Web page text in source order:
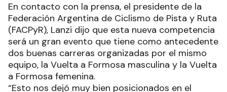
En contacto con la prensa, el presidente de la
Federación Argentina de Ciclismo de Pista y Ruta
(FACPyR), Lanzi dijo que esta nueva competencia
será un gran evento que tiene como antecedente
dos buenas carreras organizadas por el mismo
equipo, la Vuelta a Formosa masculina y la Vuelta
a Formosa femenina.
“Esto nos dejó muy bien posicionados en el